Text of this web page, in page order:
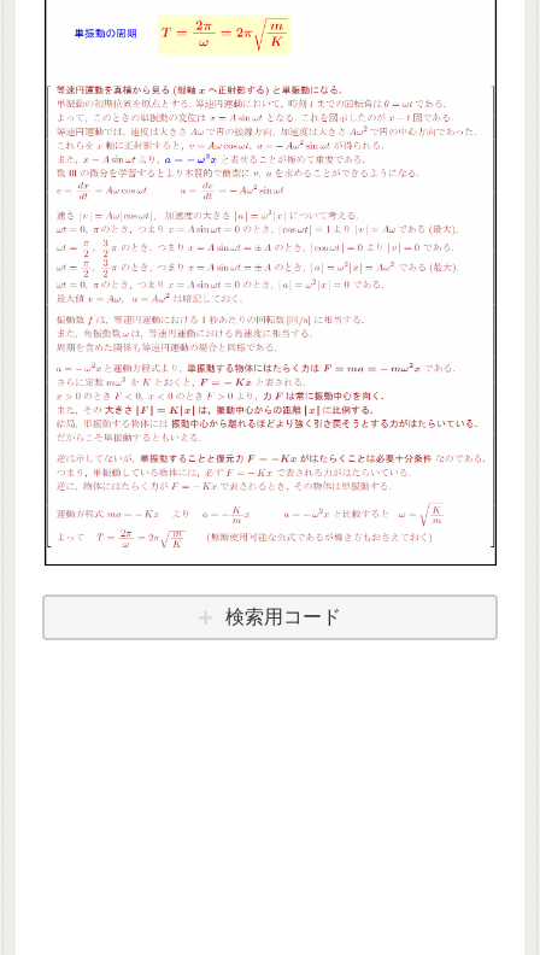
検索用コード